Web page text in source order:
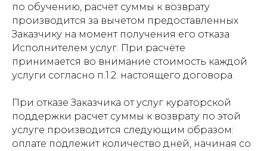
по обучению, расчет суммы к возврату
производится за вычетом предоставленных
Заказчику на момент получения его отказа
Исполнителем услуг. При расчёте
принимается во внимание стоимость каждой
услуги согласно п.1.2. настоящего договора.
При отказе Заказчика от услуг кураторской
поддержки расчет суммы к возврату по этой
услуге производится следующим образом:
оплате подлежит количество дней, начиная со